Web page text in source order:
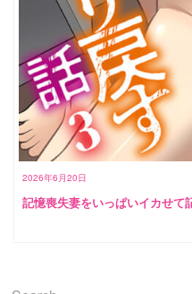
2026年6月20日
記憶喪失妻をいっぱいイカせて